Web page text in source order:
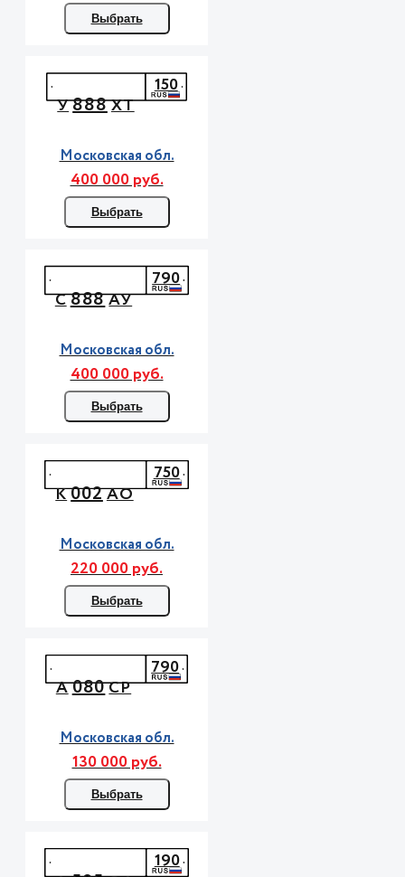
Выбрать
У888ХТ
150
Московская обл.
400 000 руб.
Выбрать
С888АУ
790
Московская обл.
400 000 руб.
Выбрать
К002АО
750
Московская обл.
220 000 руб.
Выбрать
А080СР
790
Московская обл.
130 000 руб.
Выбрать
190